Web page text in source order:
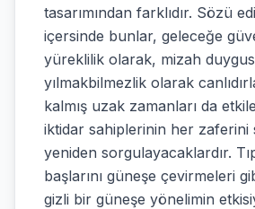
tasarımından farklıdır. Sözü
içersinde bunlar, geleceğe
yüreklilik olarak, mizah
yılmakbilmezlik olarak
kalmış uzak zamanları da
iktidar sahiplerinin her zaferini
yeniden sorgulayacaklardır.
başlarını güneşe çevirmeleri
gizli bir güneşe yönelimin